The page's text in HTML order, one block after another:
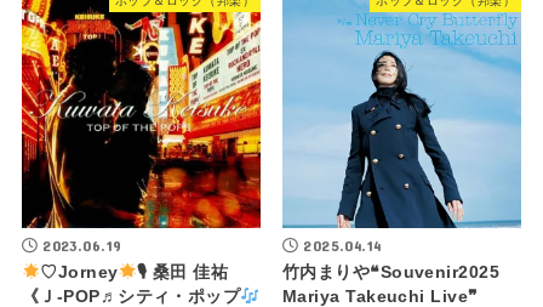
2023.06.19
♡Jorney
🎙 桑田 佳祐
《Ｊ-POP♬シティ・ポップ
2025.04.14
竹内まりや❝Souvenir2025
Mariya Takeuchi Live❞